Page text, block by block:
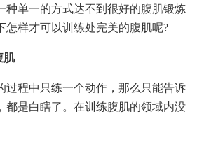
种单一的方式达不到很好的腹肌锻炼
怎样才可以训练处完美的腹肌呢?
肌
过程中只练一个动作，那么只能告诉
都是白瞎了。在训练腹肌的领域内没